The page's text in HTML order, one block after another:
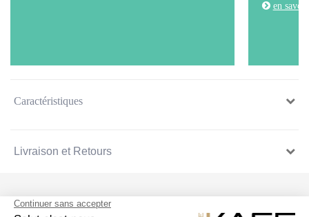
en
Caractéristiques
Livraison et Retours